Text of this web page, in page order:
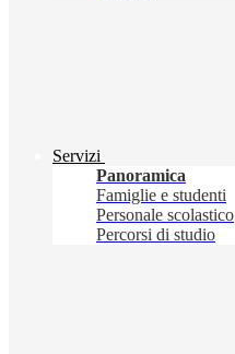
Servizi
Panoramica
Famiglie e studenti
Personale scolastico
Percorsi di studio